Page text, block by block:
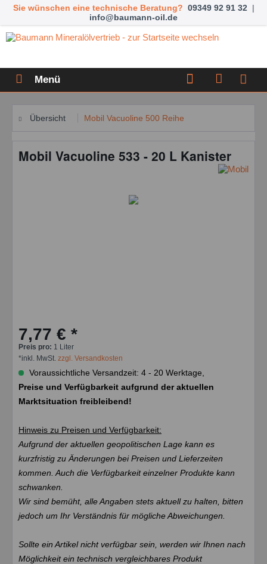
Sie wünschen eine technische Beratung? 09349 92 91 32 |
info@baumann-oil.de
Menü
Übersicht Mobil Vacuoline 500 Reihe
Mobil Vacuoline 533 - 20 L Kanister
7,77 € *
Preis pro: 1 Liter
*inkl. MwSt. zzgl. Versandkosten
Voraussichtliche Versandzeit: 4 - 20 Werktage,
Preise und Verfügbarkeit aufgrund der aktuellen
Marktsituation freibleibend!
Hinweis zu Preisen und Verfügbarkeit:
Aufgrund der aktuellen geopolitischen Lage kann es
kurzfristig zu Änderungen bei Preisen und Lieferzeiten
kommen. Auch die Verfügbarkeit einzelner Produkte kann
schwanken.
Wir sind bemüht, alle Angaben stets aktuell zu halten, bitten
jedoch um Ihr Verständnis für mögliche Abweichungen.
Sollte ein Artikel nicht verfügbar sein, werden wir Ihnen nach
Möglichkeit ein technisch vergleichbares Produkt